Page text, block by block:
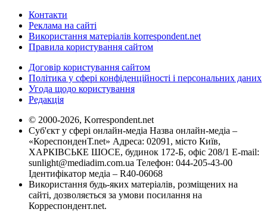
Контакти
Реклама на сайті
Використання матеріалів korrespondent.net
Правила користування сайтом
Договір користування сайтом
Політика у сфері конфіденційності і персональних даних
Угода щодо користування
Редакція
© 2000-2026, Korrespondent.net
Суб'єкт у сфері онлайн-медіа Назва онлайн-медіа –
«КореспонденТ.net» Адреса: 02091, місто Київ,
ХАРКІВСЬКЕ ШОСЕ, будинок 172-Б, офіс 208/1 E-mail:
sunlight@mediadim.com.ua Телефон: 044-205-43-00
Ідентифікатор медіа – R40-06068
Використання будь-яких матеріалів, розміщених на
сайті, дозволяється за умови посилання на
Корреспондент.net.